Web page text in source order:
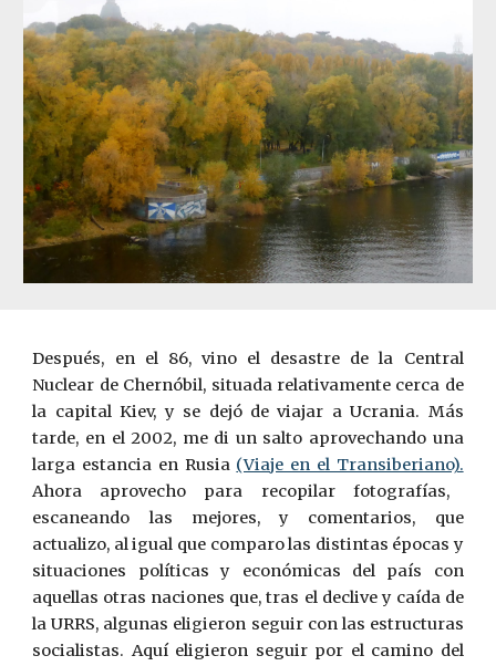
Después, en el 86, vino el desastre de la Central
Nuclear de Chernóbil, situada relativamente cerca de
la capital Kiev, y se dejó de viajar a Ucrania. Más
tarde, en el 2002, me di un salto aprovechando una
larga estancia en Rusia (Viaje en el Transiberiano).
Ahora aprovecho para recopilar fotografías,
escaneando las mejores, y comentarios, que
actualizo, al igual que comparo las distintas épocas y
situaciones políticas y económicas del país con
aquellas otras naciones que, tras el declive y caída de
la URRS, algunas eligieron seguir con las estructuras
socialistas. Aquí eligieron seguir por el camino del